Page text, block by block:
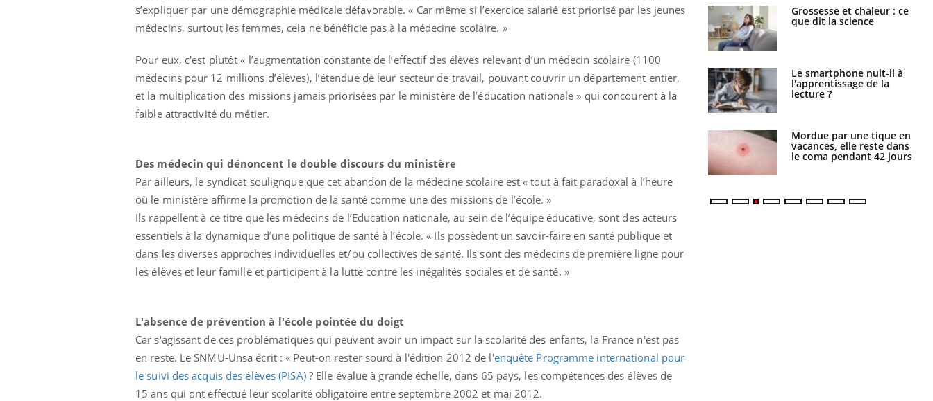
s’expliquer par une démographie médicale défavorable. « Car même si l’exercice salarié est priorisé par les jeunes
médecins, surtout les femmes, cela ne bénéficie pas à la médecine scolaire. »
Pour eux, c'est plutôt « l’augmentation constante de l’effectif des élèves relevant d’un médecin scolaire (1100
médecins pour 12 millions d’élèves), l’étendue de leur secteur de travail, pouvant couvrir un département entier,
et la multiplication des missions jamais priorisées par le ministère de l’éducation nationale » qui concourent à la
faible attractivité du métier.
Des médecin qui dénoncent le double discours du ministère
Par ailleurs, le syndicat soulignque que cet abandon de la médecine scolaire est « tout à fait paradoxal à l’heure
où le ministère affirme la promotion de la santé comme une des missions de l’école. »
Ils rappellent à ce titre que les médecins de l’Education nationale, au sein de l’équipe éducative, sont des acteurs
essentiels à la dynamique d’une politique de santé à l’école. « Ils possèdent un savoir-faire en santé publique et
dans les diverses approches individuelles et/ou collectives de santé. Ils sont des médecins de première ligne pour
les élèves et leur famille et participent à la lutte contre les inégalités sociales et de santé. »
L'absence de prévention à l'école pointée du doigt
Car s'agissant de ces problématiques qui peuvent avoir un impact sur la scolarité des enfants, la France n'est pas
en reste. Le SNMU-Unsa écrit : « Peut-on rester sourd à l'édition 2012 de l'enquête Programme international pour
le suivi des acquis des élèves (PISA)? Elle évalue à grande échelle, dans 65 pays, les compétences des élèves de
15 ans qui ont effectué leur scolarité obligatoire entre septembre 2002 et mai 2012.
La sieste empêche-t-elle
de dormir la nuit ?
VIH : la fin du comprimé
tous les jours se profile-t-
elle enfin ?
Fortes chaleurs :
pourquoi le risque de
Le Viagra pourrait-il
freiner la propagation du
cancer ?
Grossesse et chaleur : ce
que dit la science
Le smartphone nuit-il à
l'apprentissage de la
lecture ?
Mordue par une tique en
vacances, elle reste dans
le coma pendant 42 jours